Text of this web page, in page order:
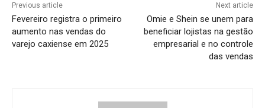
Previous article
Fevereiro registra o primeiro
aumento nas vendas do
varejo caxiense em 2025
Next article
Omie e Shein se unem para
beneficiar lojistas na gestão
empresarial e no controle
das vendas